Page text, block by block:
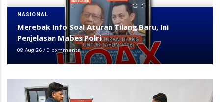
NASIONAL
Merebak Info Soal Aturan Tilang Baru, Ini
Penjelasan Mabes Polri
08 Aug 26 / 0 comments